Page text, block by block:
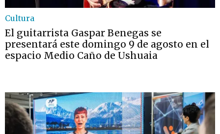
Cultura
El guitarrista Gaspar Benegas se
presentará este domingo 9 de agosto en el
espacio Medio Caño de Ushuaia